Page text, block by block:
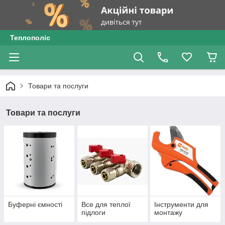
Теплополіс
Товари та послуги
Товари та послуги
Буферні ємності
Все для теплої
підлоги
Інструменти для
монтажу